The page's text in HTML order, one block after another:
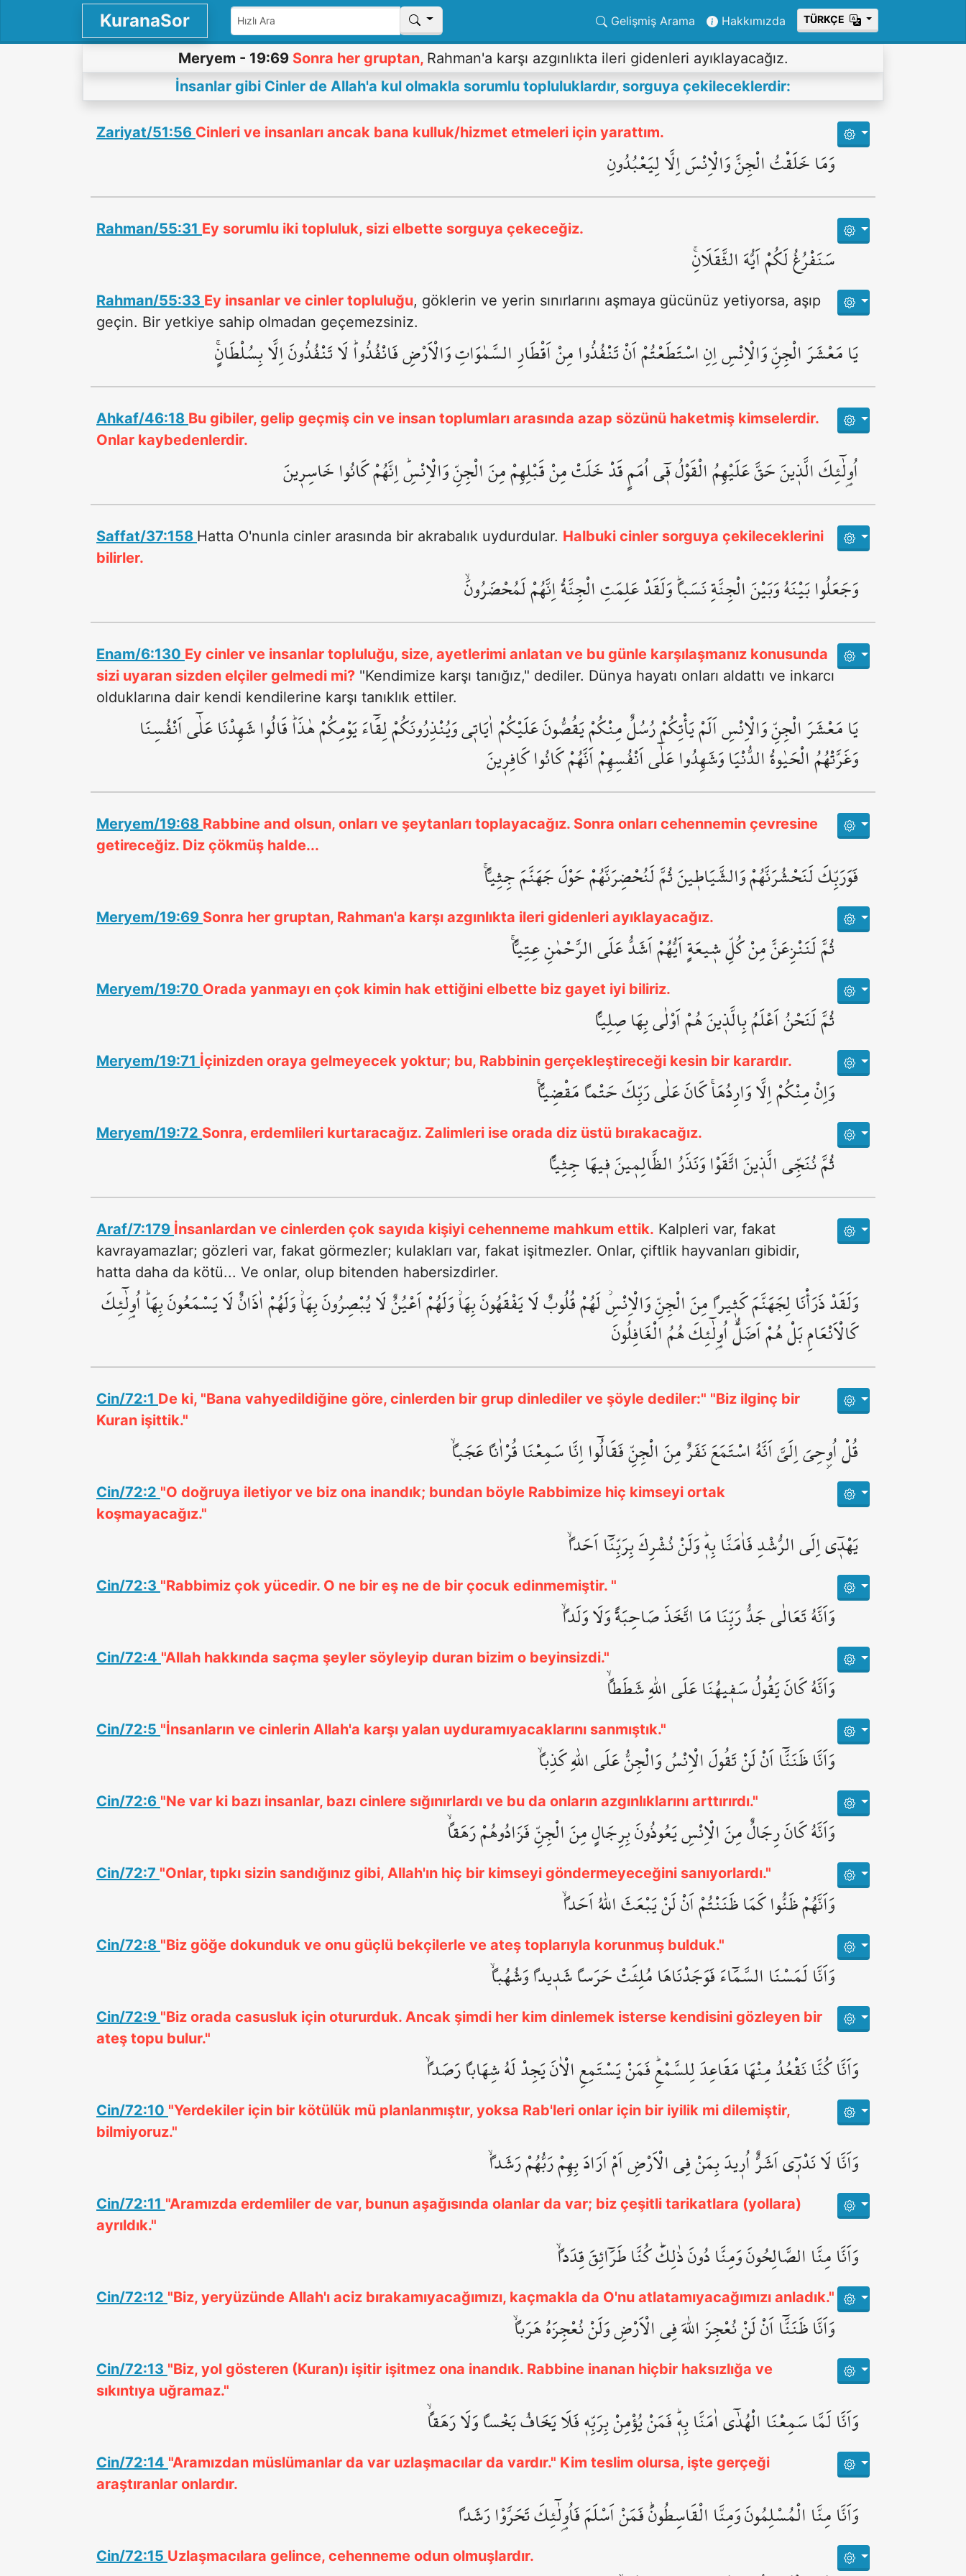
KuranaSor Gelişmiş Arama Hakkımızda ТÜRKÇE
Meryem - 19:69 Sonra her gruptan, Rahman'a karşı azgınlıkta ileri gidenleri ayıklayacağız.
İnsanlar gibi Cinler de Allah'a kul olmakla sorumlu topluluklardır, sorguya çekileceklerdir:
Zariyat/51:56 Cinleri ve insanları ancak bana kulluk/hizmet etmeleri için yarattım.
وَمَا خَلَقْتُ الْجِنَّ وَالْاِنْسَ اِلَّا لِيَعْبُدُونِ
Rahman/55:31 Ey sorumlu iki topluluk, sizi elbette sorguya çekeceğiz.
سَنَفْرُغُ لَكُمْ اَيُّهَ الثَّقَلَانِۚ
Rahman/55:33 Ey insanlar ve cinler topluluğu, göklerin ve yerin sınırlarını aşmaya gücünüz yetiyorsa, aşıp
geçin. Bir yetkiye sahip olmadan geçemezsiniz.
يَا مَعْشَرَ الْجِنِّ وَالْاِنْسِ اِنِ اسْتَطَعْتُمْ اَنْ تَنْفُذُوا مِنْ اَقْطَارِ السَّمٰوَاتِ وَالْاَرْضِ فَانْفُذُواۜ لَا تَنْفُذُونَ اِلَّا بِسُلْطَانٍۚ
Ahkaf/46:18 Bu gibiler, gelip geçmiş cin ve insan toplumları arasında azap sözünü haketmiş kimselerdir.
Onlar kaybedenlerdir.
اُو۬لٰٓئِكَ الَّذ۪ينَ حَقَّ عَلَيْهِمُ الْقَوْلُ ف۪ٓي اُمَمٍ قَدْ خَلَتْ مِنْ قَبْلِهِمْ مِنَ الْجِنِّ وَالْاِنْسِۜ اِنَّهُمْ كَانُوا خَاسِر۪ينَ
Saffat/37:158 Hatta O'nunla cinler arasında bir akrabalık uydurdular. Halbuki cinler sorguya çekileceklerini
bilirler.
وَجَعَلُوا بَيْنَهُ وَبَيْنَ الْجِنَّةِ نَسَباًۜ وَلَقَدْ عَلِمَتِ الْجِنَّةُ اِنَّهُمْ لَمُحْضَرُونَۙ
Enam/6:130 Ey cinler ve insanlar topluluğu, size, ayetlerimi anlatan ve bu günle karşılaşmanız konusunda
sizi uyaran sizden elçiler gelmedi mi? "Kendimize karşı tanığız," dediler. Dünya hayatı onları aldattı ve inkarcı
olduklarına dair kendi kendilerine karşı tanıklık ettiler.
يَا مَعْشَرَ الْجِنِّ وَالْاِنْسِ اَلَمْ يَأْتِكُمْ رُسُلٌ مِنْكُمْ يَقُصُّونَ عَلَيْكُمْ اٰيَات۪ي وَيُنْذِرُونَكُمْ لِقَٓاءَ يَوْمِكُمْ هٰذَاۜ قَالُوا شَهِدْنَا عَلٰٓى اَنْفُسِنَا
وَغَرَّتْهُمُ الْحَيٰوةُ الدُّنْيَا وَشَهِدُوا عَلٰٓى اَنْفُسِهِمْ اَنَّهُمْ كَانُوا كَافِر۪ينَ
Meryem/19:68 Rabbine and olsun, onları ve şeytanları toplayacağız. Sonra onları cehennemin çevresine
getireceğiz. Diz çökmüş halde...
فَوَرَبِّكَ لَنَحْشُرَنَّهُمْ وَالشَّيَاط۪ينَ ثُمَّ لَنُحْضِرَنَّهُمْ حَوْلَ جَهَنَّمَ جِثِياًّۚ
Meryem/19:69 Sonra her gruptan, Rahman'a karşı azgınlıkta ileri gidenleri ayıklayacağız.
ثُمَّ لَنَنْزِعَنَّ مِنْ كُلِّ ش۪يعَةٍ اَيُّهُمْ اَشَدُّ عَلَى الرَّحْمٰنِ عِتِياًّۚ
Meryem/19:70 Orada yanmayı en çok kimin hak ettiğini elbette biz gayet iyi biliriz.
ثُمَّ لَنَحْنُ اَعْلَمُ بِالَّذ۪ينَ هُمْ اَوْلٰى بِهَا صِلِياًّ
Meryem/19:71 İçinizden oraya gelmeyecek yoktur; bu, Rabbinin gerçekleştireceği kesin bir karardır.
وَاِنْ مِنْكُمْ اِلَّا وَارِدُهَاۚ كَانَ عَلٰى رَبِّكَ حَتْماً مَقْضِياًّۚ
Meryem/19:72 Sonra, erdemlileri kurtaracağız. Zalimleri ise orada diz üstü bırakacağız.
ثُمَّ نُنَجِّي الَّذ۪ينَ اتَّقَوْا وَنَذَرُ الظَّالِم۪ينَ ف۪يهَا جِثِياًّ
Araf/7:179 İnsanlardan ve cinlerden çok sayıda kişiyi cehenneme mahkum ettik. Kalpleri var, fakat
kavrayamazlar; gözleri var, fakat görmezler; kulakları var, fakat işitmezler. Onlar, çiftlik hayvanları gibidir,
hatta daha da kötü... Ve onlar, olup bitenden habersizdirler.
وَلَقَدْ ذَرَأْنَا لِجَهَنَّمَ كَث۪يراً مِنَ الْجِنِّ وَالْاِنْسِۘ لَهُمْ قُلُوبٌ لَا يَفْقَهُونَ بِهَاۘ وَلَهُمْ اَعْيُنٌ لَا يُبْصِرُونَ بِهَاۘ وَلَهُمْ اٰذَانٌ لَا يَسْمَعُونَ بِهَاۜ اُو۬لٰٓئِكَ
كَالْاَنْعَامِ بَلْ هُمْ اَضَلُّۜ اُو۬لٰٓئِكَ هُمُ الْغَافِلُونَ
Cin/72:1 De ki, "Bana vahyedildiğine göre, cinlerden bir grup dinlediler ve şöyle dediler:" "Biz ilginç bir
Kuran işittik."
قُلْ اُو۫حِيَ اِلَيَّ اَنَّهُ اسْتَمَعَ نَفَرٌ مِنَ الْجِنِّ فَقَالُٓوا اِنَّا سَمِعْنَا قُرْاٰناً عَجَباًۙ
Cin/72:2 "O doğruya iletiyor ve biz ona inandık; bundan böyle Rabbimize hiç kimseyi ortak
koşmayacağız."
يَهْد۪ٓي اِلَى الرُّشْدِ فَاٰمَنَّا بِه۪ۜ وَلَنْ نُشْرِكَ بِرَبِّنَٓا اَحَداًۙ
Cin/72:3 "Rabbimiz çok yücedir. O ne bir eş ne de bir çocuk edinmemiştir. "
وَاَنَّهُ تَعَالٰى جَدُّ رَبِّنَا مَا اتَّخَذَ صَاحِبَةً وَلَا وَلَداًۙ
Cin/72:4 "Allah hakkında saçma şeyler söyleyip duran bizim o beyinsizdi."
وَاَنَّهُ كَانَ يَقُولُ سَف۪يهُنَا عَلَى اللّٰهِ شَطَطاًۙ
Cin/72:5 "İnsanların ve cinlerin Allah'a karşı yalan uyduramıyacaklarını sanmıştık."
وَاَنَّا ظَنَنَّٓا اَنْ لَنْ تَقُولَ الْاِنْسُ وَالْجِنُّ عَلَى اللّٰهِ كَذِباًۙ
Cin/72:6 "Ne var ki bazı insanlar, bazı cinlere sığınırlardı ve bu da onların azgınlıklarını arttırırdı."
وَاَنَّهُ كَانَ رِجَالٌ مِنَ الْاِنْسِ يَعُوذُونَ بِرِجَالٍ مِنَ الْجِنِّ فَزَادُوهُمْ رَهَقاًۙ
Cin/72:7 "Onlar, tıpkı sizin sandığınız gibi, Allah'ın hiç bir kimseyi göndermeyeceğini sanıyorlardı."
وَاَنَّهُمْ ظَنُّوا كَمَا ظَنَنْتُمْ اَنْ لَنْ يَبْعَثَ اللّٰهُ اَحَداًۙ
Cin/72:8 "Biz göğe dokunduk ve onu güçlü bekçilerle ve ateş toplarıyla korunmuş bulduk."
وَاَنَّا لَمَسْنَا السَّمَٓاءَ فَوَجَدْنَاهَا مُلِئَتْ حَرَساً شَد۪يداً وَشُهُباًۙ
Cin/72:9 "Biz orada casusluk için otururduk. Ancak şimdi her kim dinlemek isterse kendisini gözleyen bir
ateş topu bulur."
وَاَنَّا كُنَّا نَقْعُدُ مِنْهَا مَقَاعِدَ لِلسَّمْعِۜ فَمَنْ يَسْتَمِعِ الْاٰنَ يَجِدْ لَهُ شِهَاباً رَصَداًۙ
Cin/72:10 "Yerdekiler için bir kötülük mü planlanmıştır, yoksa Rab'leri onlar için bir iyilik mi dilemiştir,
bilmiyoruz."
وَاَنَّا لَا نَدْر۪ٓي اَشَرٌّ اُر۪يدَ بِمَنْ فِي الْاَرْضِ اَمْ اَرَادَ بِهِمْ رَبُّهُمْ رَشَداًۙ
Cin/72:11 "Aramızda erdemliler de var, bunun aşağısında olanlar da var; biz çeşitli tarikatlara (yollara)
ayrıldık."
وَاَنَّا مِنَّا الصَّالِحُونَ وَمِنَّا دُونَ ذٰلِكَۜ كُنَّا طَرَٓائِقَ قِدَداًۙ
Cin/72:12 "Biz, yeryüzünde Allah'ı aciz bırakamıyacağımızı, kaçmakla da O'nu atlatamıyacağımızı anladık."
وَاَنَّا ظَنَنَّٓا اَنْ لَنْ نُعْجِزَ اللّٰهَ فِي الْاَرْضِ وَلَنْ نُعْجِزَهُ هَرَباًۙ
Cin/72:13 "Biz, yol gösteren (Kuran)ı işitir işitmez ona inandık. Rabbine inanan hiçbir haksızlığa ve
sıkıntıya uğramaz."
وَاَنَّا لَمَّا سَمِعْنَا الْهُدٰٓى اٰمَنَّا بِه۪ۜ فَمَنْ يُؤْمِنْ بِرَبِّه۪ فَلَا يَخَافُ بَخْساً وَلَا رَهَقاًۙ
Cin/72:14 "Aramızdan müslümanlar da var uzlaşmacılar da vardır." Kim teslim olursa, işte gerçeği
araştıranlar onlardır.
وَاَنَّا مِنَّا الْمُسْلِمُونَ وَمِنَّا الْقَاسِطُونَۜ فَمَنْ اَسْلَمَ فَاُو۬لٰٓئِكَ تَحَرَّوْا رَشَداً
Cin/72:15 Uzlaşmacılara gelince, cehenneme odun olmuşlardır.